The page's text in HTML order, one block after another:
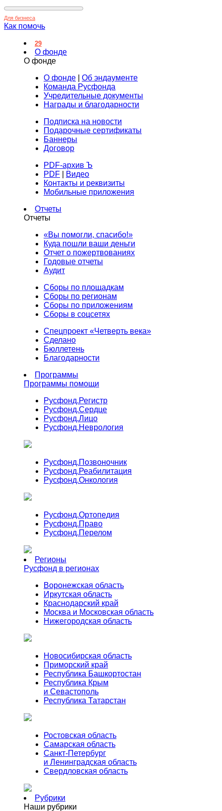
Для бизнеса
Как помочь
29
О фонде
О фонде
О фонде
Об эндаументе
Команда Русфонда
Учредительные документы
Награды и благодарности
Подписка на новости
Подарочные сертификаты
Баннеры
Договор
PDF-архив Ъ
PDF
Видео
Контакты и реквизиты
Мобильные приложения
Отчеты
Отчеты
«Вы помогли, спасибо!»
Куда пошли ваши деньги
Отчет о пожертвованиях
Годовые отчеты
Аудит
Сборы по площадкам
Сборы по регионам
Сборы по приложениям
Сборы в соцсетях
Спецпроект «Четверть века»
Сделано
Бюллетень
Благодарности
Программы
Программы помощи
Русфонд.Регистр
Русфонд.Сердце
Русфонд.Лицо
Русфонд.Неврология
Русфонд.Позвоночник
Русфонд.Реабилитация
Русфонд.Онкология
Русфонд.Ортопедия
Русфонд.Право
Русфонд.Перелом
Регионы
Русфонд в регионах
Воронежская область
Иркутская область
Краснодарский край
Москва и Московская область
Нижегородская область
Новосибирская область
Приморский край
Республика Башкортостан
Республика Крым
и Севастополь
Республика Татарстан
Ростовская область
Самарская область
Санкт-Петербург
и Ленинградская область
Свердловская область
Рубрики
Наши рубрики